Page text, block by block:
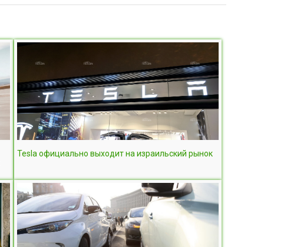
Tesla официально выходит на израильский рынок